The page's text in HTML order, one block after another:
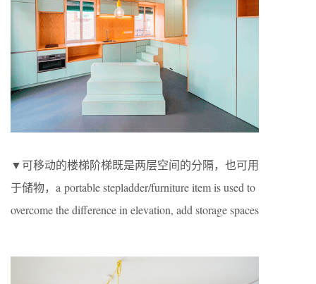
▼可移动的楼梯阶梯既是两层空间的分隔，也可用
于储物，a portable stepladder/furniture item is used to
overcome the difference in elevation, add storage spaces